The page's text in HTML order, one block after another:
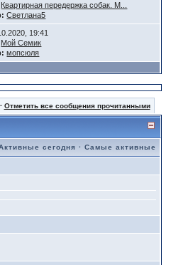
Квартирная передержка собак. М...
Светлана5
19:41
Мой Семик
мопсюля
· Отметить все сообщения прочитанными
сегодня ·Самые активные